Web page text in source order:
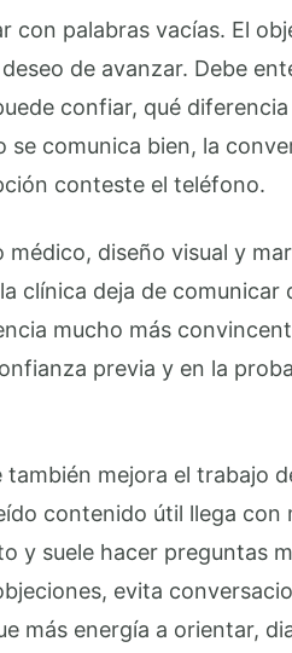
con palabras vacías. El
de avanzar. Debe
confiar, qué
se comunica bien, la
conteste el teléfono.
diseño visual y
clínica deja de
mucho más
previa y en la
mejora el trabajo
contenido útil llega
y suele hacer preguntas
evita
más energía a orientar,